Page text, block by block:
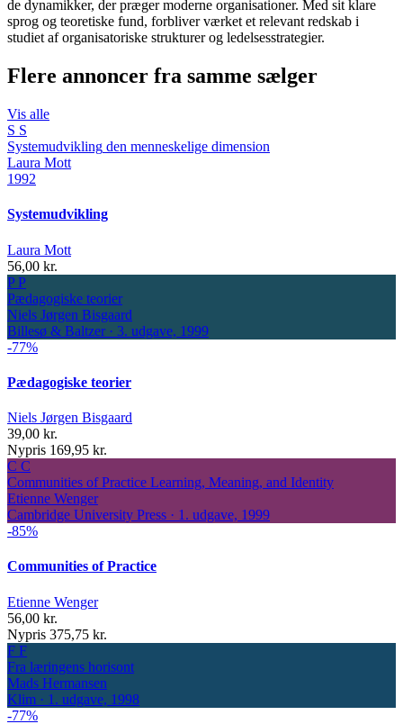
de dynamikker, der præger moderne organisationer. Med sit klare
sprog og teoretiske fund, forbliver værket et relevant redskab i
studiet af organisatoriske strukturer og ledelsesstrategier.
Flere annoncer fra samme sælger
Vis alle
S S
Systemudvikling den menneskelige dimension
Laura Mott
1992
Systemudvikling
Laura Mott
56,00 kr.
P P
Pædagogiske teorier
Niels Jørgen Bisgaard
Billesø & Baltzer · 3. udgave, 1999
-77%
Pædagogiske teorier
Niels Jørgen Bisgaard
39,00 kr.
Nypris 169,95 kr.
C C
Communities of Practice Learning, Meaning, and Identity
Etienne Wenger
Cambridge University Press · 1. udgave, 1999
-85%
Communities of Practice
Etienne Wenger
56,00 kr.
Nypris 375,75 kr.
F F
Fra læringens horisont
Mads Hermansen
Klim · 1. udgave, 1998
-77%